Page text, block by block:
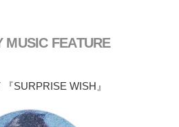
MUSIC FEATURE
SURPRISE WISH』